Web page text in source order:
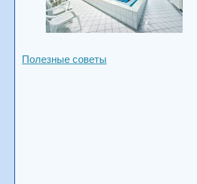
Полезные советы